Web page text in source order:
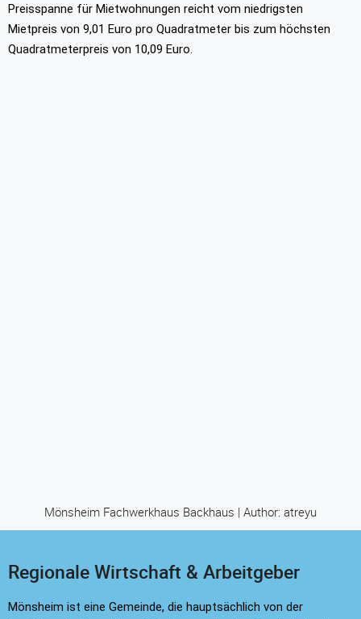
Preisspanne für Mietwohnungen reicht vom niedrigsten
Mietpreis von 9,01 Euro pro Quadratmeter bis zum höchsten
Quadratmeterpreis von 10,09 Euro.
Mönsheim Fachwerkhaus Backhaus | Author: atreyu
Regionale Wirtschaft & Arbeitgeber
Mönsheim ist eine Gemeinde, die hauptsächlich von der